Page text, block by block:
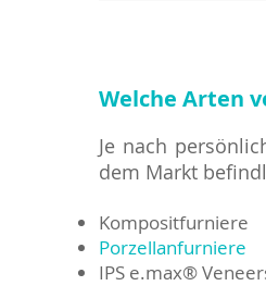
Welche Arten
Je nach
dem Markt
Kompositfurniere
Porzellanfurniere
IPS e.max®